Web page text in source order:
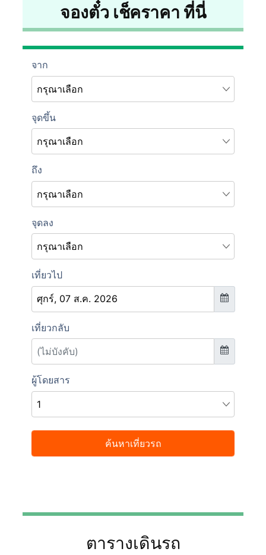
จองตั๋ว เช็คราคา ที่นี่
ตารางเดินรถ